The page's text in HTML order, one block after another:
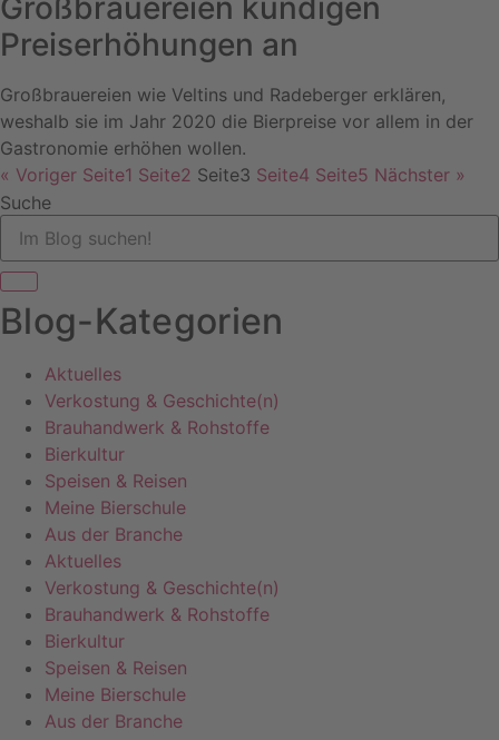
Preiserhöhungen an
Großbrauereien wie Veltins und Radeberger erklären,
weshalb sie im Jahr 2020 die Bierpreise vor allem in der
Gastronomie erhöhen wollen.
« Voriger Seite1 Seite2 Seite3 Seite4 Seite5 Nächster »
Suche
Blog-Kategorien
Aktuelles
Verkostung & Geschichte(n)
Brauhandwerk & Rohstoffe
Bierkultur
Speisen & Reisen
Meine Bierschule
Aus der Branche
Aktuelles
Verkostung & Geschichte(n)
Brauhandwerk & Rohstoffe
Bierkultur
Speisen & Reisen
Meine Bierschule
Aus der Branche